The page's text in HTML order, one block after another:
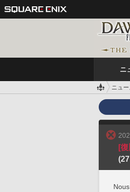
ニ
ニュー
[